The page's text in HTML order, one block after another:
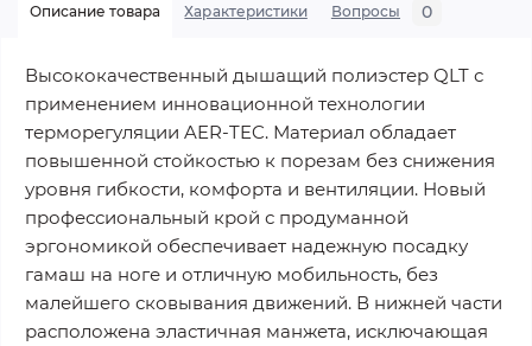
Описание товара Характеристики Вопросы 0
Высококачественный дышащий полиэстер QLT с
применением инновационной технологии
терморегуляции AER-TEC. Материал обладает
повышенной стойкостью к порезам без снижения
уровня гибкости, комфорта и вентиляции. Новый
профессиональный крой с продуманной
эргономикой обеспечивает надежную посадку
гамаш на ноге и отличную мобильность, без
малейшего сковывания движений. В нижней части
расположена эластичная манжета, исключающая